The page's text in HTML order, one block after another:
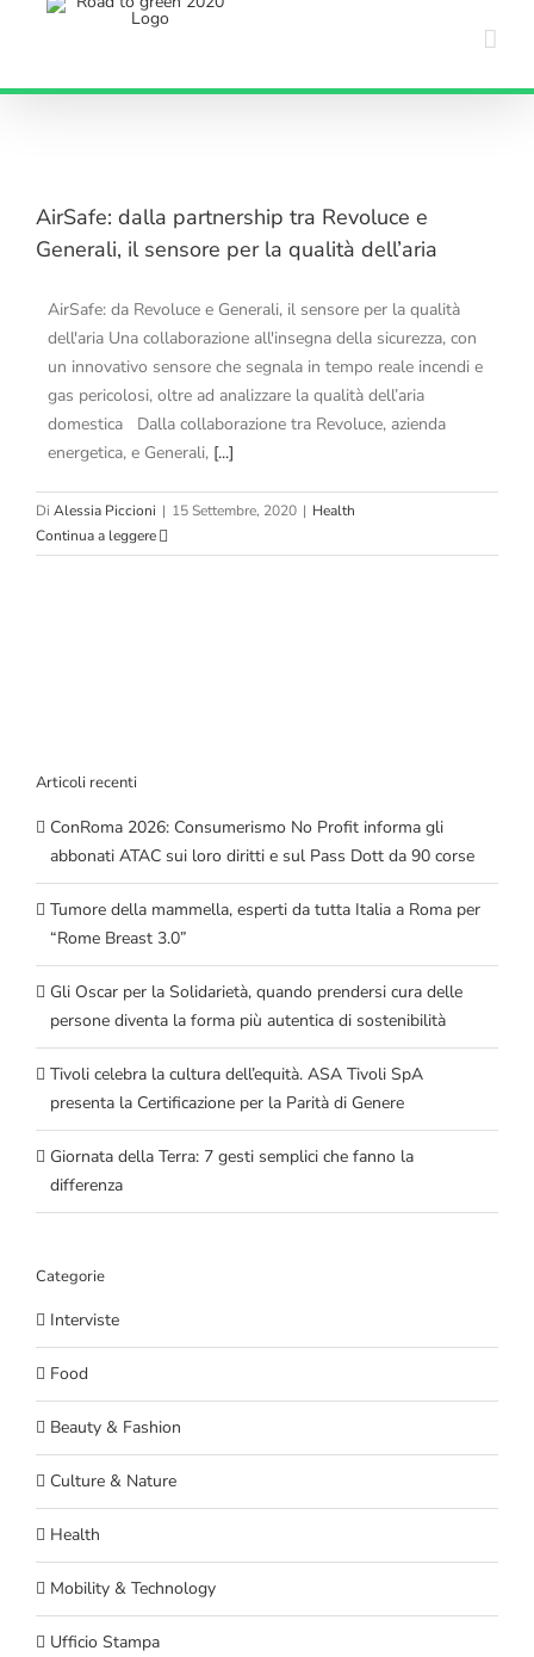
AirSafe: dalla partnership tra Revoluce e
Generali, il sensore per la qualità dell’aria
AirSafe: da Revoluce e Generali, il sensore per la qualità
dell'aria Una collaborazione all'insegna della sicurezza, con
un innovativo sensore che segnala in tempo reale incendi e
gas pericolosi, oltre ad analizzare la qualità dell’aria
domestica Dalla collaborazione tra Revoluce, azienda
energetica, e Generali, [...]
Di Alessia Piccioni | 15 Settembre, 2020 | Health
Continua a leggere
Articoli recenti
ConRoma 2026: Consumerismo No Profit informa gli
abbonati ATAC sui loro diritti e sul Pass Dott da 90 corse
Tumore della mammella, esperti da tutta Italia a Roma per
“Rome Breast 3.0”
Gli Oscar per la Solidarietà, quando prendersi cura delle
persone diventa la forma più autentica di sostenibilità
Tivoli celebra la cultura dell’equità. ASA Tivoli SpA
presenta la Certificazione per la Parità di Genere
Giornata della Terra: 7 gesti semplici che fanno la
differenza
Categorie
Interviste
Food
Beauty & Fashion
Culture & Nature
Health
Mobility & Technology
Ufficio Stampa